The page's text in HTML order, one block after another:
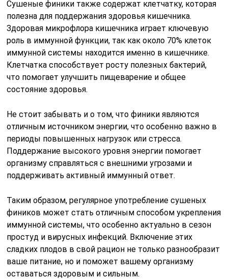
Сушеные финики также содержат клетчатку, которая
полезна для поддержания здоровья кишечника.
Здоровая микрофлора кишечника играет ключевую
роль в иммунной функции, так как около 70% клеток
иммунной системы находится именно в кишечнике.
Клетчатка способствует росту полезных бактерий,
что помогает улучшить пищеварение и общее
состояние здоровья.
Не стоит забывать и о том, что финики являются
отличным источником энергии, что особенно важно в
периоды повышенных нагрузок или стресса.
Поддержание высокого уровня энергии помогает
организму справляться с внешними угрозами и
поддерживать активный иммунный ответ.
Таким образом, регулярное употребление сушеных
фиников может стать отличным способом укрепления
иммунной системы, что особенно актуально в сезон
простуд и вирусных инфекций. Включение этих
сладких плодов в свой рацион не только разнообразит
ваше питание, но и поможет вашему организму
оставаться здоровым и сильным.